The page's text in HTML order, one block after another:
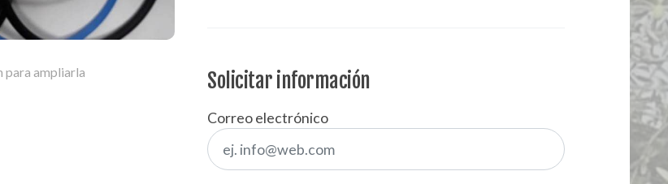
para ampliarla Solicitar información
Correo electrónico